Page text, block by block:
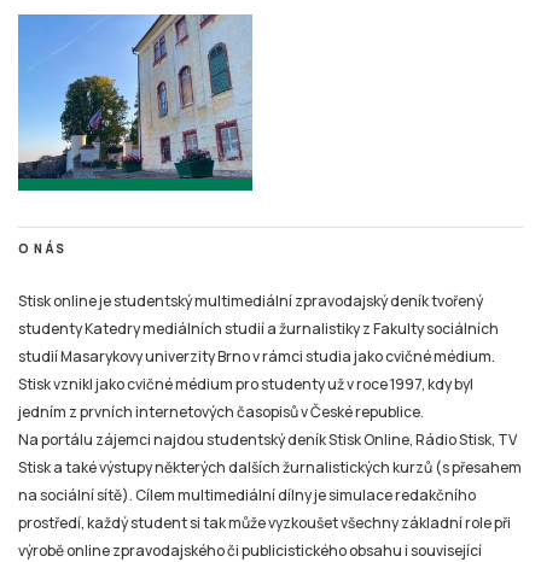
O NÁS
Stisk online je studentský multimediální zpravodajský deník tvořený
studenty Katedry mediálních studií a žurnalistiky z Fakulty sociálních
studií Masarykovy univerzity Brno v rámci studia jako cvičné médium.
Stisk vznikl jako cvičné médium pro studenty už v roce 1997, kdy byl
jedním z prvních internetových časopisů v České republice.
Na portálu zájemci najdou studentský deník Stisk Online, Rádio Stisk, TV
Stisk a také výstupy některých dalších žurnalistických kurzů (s přesahem
na sociální sítě). Cílem multimediální dílny je simulace redakčního
prostředí, každý student si tak může vyzkoušet všechny základní role při
výrobě online zpravodajského či publicistického obsahu i související